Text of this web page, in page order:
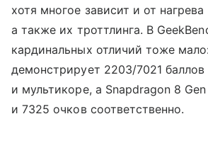
хотя многое зависит и от нагрева
а также их троттлинга. В
кардинальных отличий тоже
демонстрирует 2203/7021
и мультикоре, а Snapdragon 8
и 7325 очков соответственно.